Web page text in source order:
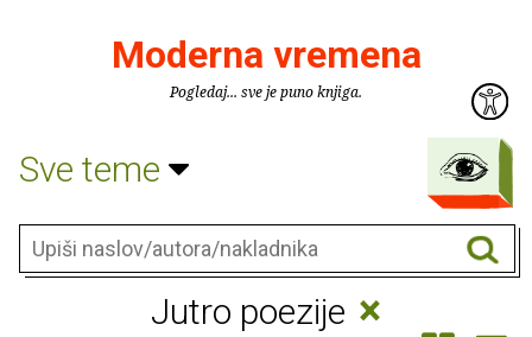
Moderna vremena
Pogledaj... sve je puno knjiga.
Sve teme
Jutro poezije ×